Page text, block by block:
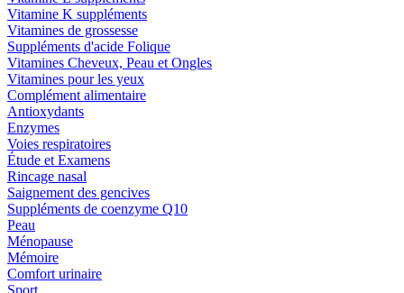
Vitamine K suppléments
Vitamines de grossesse
Suppléments d'acide Folique
Vitamines Cheveux, Peau et Ongles
Vitamines pour les yeux
Complément alimentaire
Antioxydants
Enzymes
Voies respiratoires
Étude et Examens
Rincage nasal
Saignement des gencives
Suppléments de coenzyme Q10
Peau
Ménopause
Mémoire
Comfort urinaire